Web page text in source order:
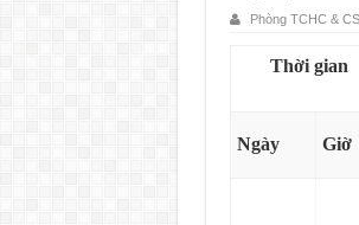
Phòng TCHC &
Thời gian
Ngày
Giờ